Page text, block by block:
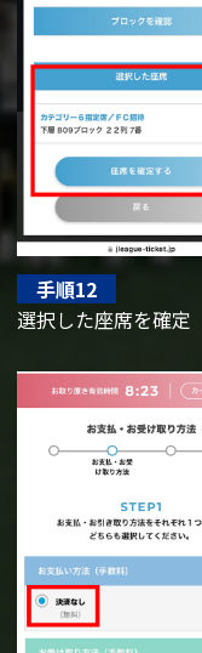
手順12
選択した座席を確定